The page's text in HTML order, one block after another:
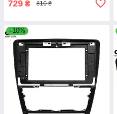
729 ₴ 810 ₴
–10%